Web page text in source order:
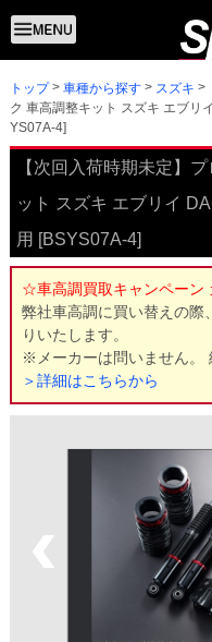
トップ 車種から探す スズキ
ク 車高調整キット スズキ エブ
YS07A-4]
【次回入荷時期未定】
ット スズキ エブリイ
用 [BSYS07A-4]
☆車高調買取キャンペーン
弊社車高調に買い替えの際
りいたします。
※メーカーは問いません。
＞詳細はこちらから